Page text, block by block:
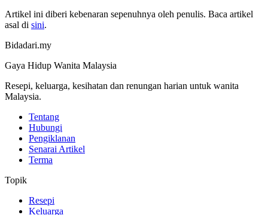
Artikel ini diberi kebenaran sepenuhnya oleh penulis. Baca artikel
asal di sini.
Bidadari.my
Gaya Hidup Wanita Malaysia
Resepi, keluarga, kesihatan dan renungan harian untuk wanita
Malaysia.
Tentang
Hubungi
Pengiklanan
Senarai Artikel
Terma
Topik
Resepi
Keluarga